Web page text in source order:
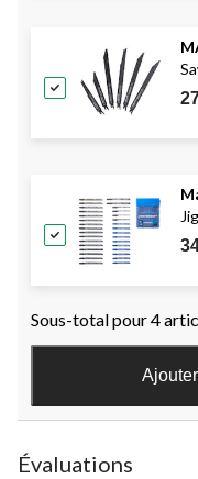
Sous-total pour 4
Évaluations